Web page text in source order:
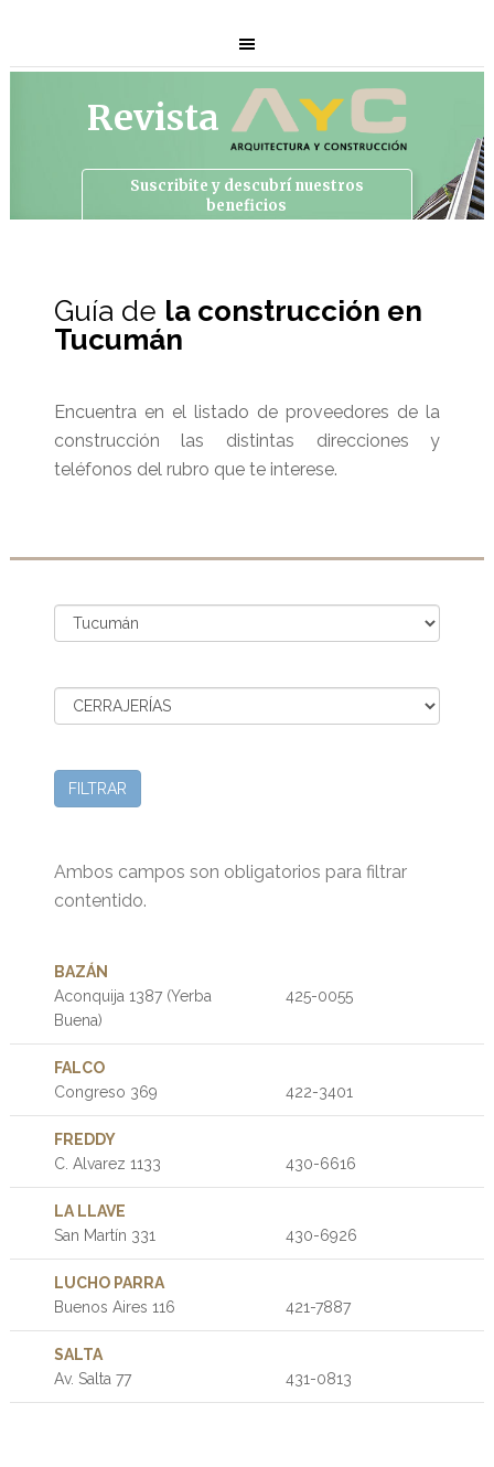
Revista
Suscribite y descubrí nuestros
beneficios
Guía de la construcción en
Tucumán
Encuentra en el listado de proveedores de la
construcción las distintas direcciones y
teléfonos del rubro que te interese.
FILTRAR
Ambos campos son obligatorios para filtrar
contentido.
BAZÁN
Aconquija 1387 (Yerba
Buena)
425-0055
FALCO
Congreso 369
422-3401
FREDDY
C. Alvarez 1133
430-6616
LA LLAVE
San Martín 331
430-6926
LUCHO PARRA
Buenos Aires 116
421-7887
SALTA
Av. Salta 77
431-0813